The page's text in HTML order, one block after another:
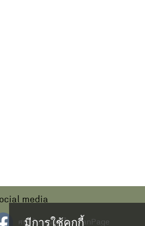
media
ศนย์ข้อมูลสมุนไพร FanPage
มีการใช้คุกกี้